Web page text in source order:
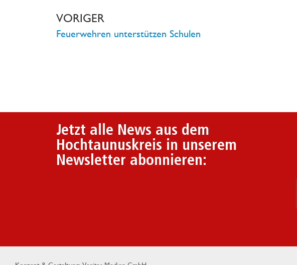
VORIGER
Feuerwehren unterstützen Schulen
Jetzt alle News aus dem
Hochtaunuskreis in unserem
Newsletter abonnieren: